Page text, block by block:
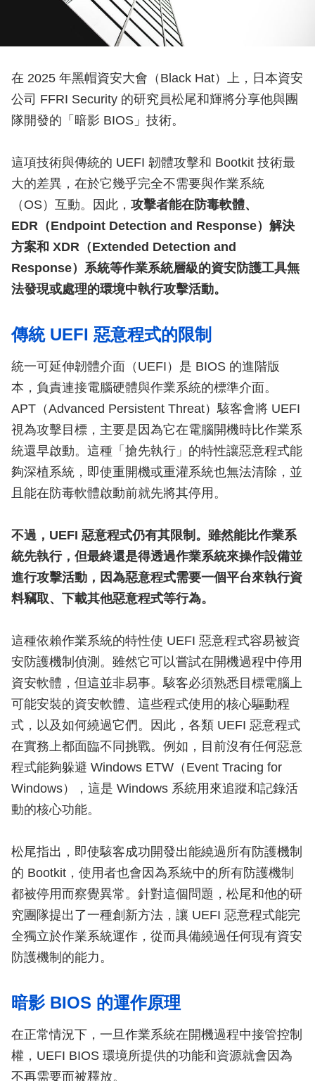
在 2025 年黑帽資安大會（Black Hat）上，日本資安
公司 FFRI Security 的研究員松尾和輝將分享他與團
隊開發的「暗影 BIOS」技術。
這項技術與傳統的 UEFI 韌體攻擊和 Bootkit 技術最
大的差異，在於它幾乎完全不需要與作業系統
（OS）互動。因此， 攻擊者能在防毒軟體、
EDR（Endpoint Detection and Response）解決
方案和 XDR（Extended Detection and
Response）系統等作業系統層級的資安防護工具無
法發現或處理的環境中執行攻擊活動。
傳統 UEFI 惡意程式的限制
統一可延伸韌體介面（UEFI）是 BIOS 的進階版
本，負責連接電腦硬體與作業系統的標準介面。
APT（Advanced Persistent Threat）駭客會將 UEFI
視為攻擊目標，主要是因為它在電腦開機時比作業系
統還早啟動。這種「搶先執行」的特性讓惡意程式能
夠深植系統，即使重開機或重灌系統也無法清除，並
且能在防毒軟體啟動前就先將其停用。
不過，UEFI 惡意程式仍有其限制。雖然能比作業系
統先執行，但最終還是得透過作業系統來操作設備並
進行攻擊活動，因為惡意程式需要一個平台來執行資
料竊取、下載其他惡意程式等行為。
這種依賴作業系統的特性使 UEFI 惡意程式容易被資
安防護機制偵測。雖然它可以嘗試在開機過程中停用
資安軟體，但這並非易事。駭客必須熟悉目標電腦上
可能安裝的資安軟體、這些程式使用的核心驅動程
式，以及如何繞過它們。因此，各類 UEFI 惡意程式
在實務上都面臨不同挑戰。例如，目前沒有任何惡意
程式能夠躲避 Windows ETW（Event Tracing for
Windows），這是 Windows 系統用來追蹤和記錄活
動的核心功能。
松尾指出，即使駭客成功開發出能繞過所有防護機制
的 Bootkit，使用者也會因為系統中的所有防護機制
都被停用而察覺異常。針對這個問題，松尾和他的研
究團隊提出了一種創新方法，讓 UEFI 惡意程式能完
全獨立於作業系統運作，從而具備繞過任何現有資安
防護機制的能力。
暗影 BIOS 的運作原理
在正常情況下，一旦作業系統在開機過程中接管控制
權，UEFI BIOS 環境所提供的功能和資源就會因為
不再需要而被釋放。